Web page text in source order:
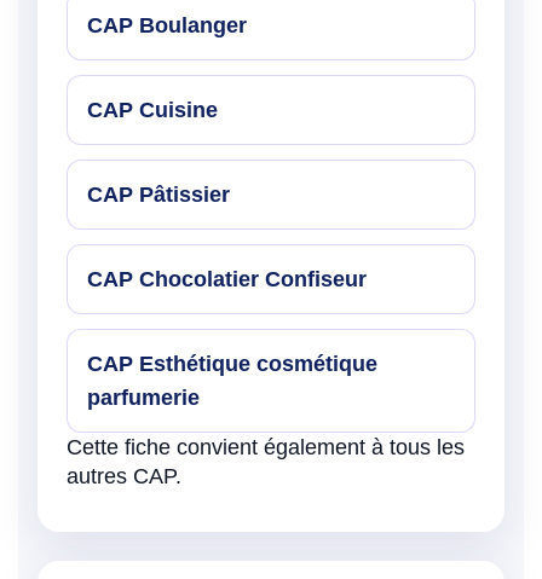
CAP Boulanger
CAP Cuisine
CAP Pâtissier
CAP Chocolatier Confiseur
CAP Esthétique cosmétique
parfumerie
Cette fiche convient également à tous les
autres CAP.